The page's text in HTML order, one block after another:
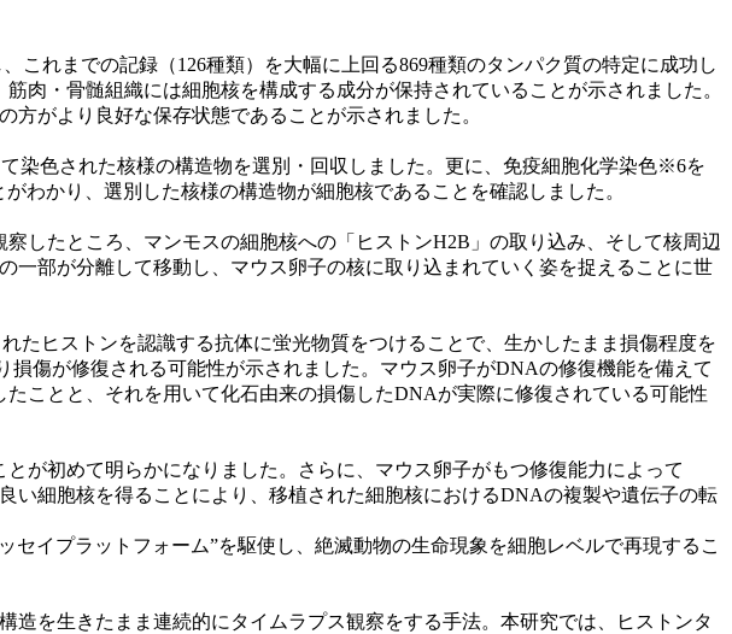
れまでの記録（126種類）を大幅に上回る869種類のタンパク質の特定に成功し
肉・骨髄組織には細胞核を構成する成分が保持されていることが示されました。
がより良好な保存状態であることが示されました。
染色された核様の構造物を選別・回収しました。更に、免疫細胞化学染色※6を
わかり、選別した核様の構造物が細胞核であることを確認しました。
したところ、マンモスの細胞核への「ヒストンH2B」の取り込み、そして核周辺
部が分離して移動し、マウス卵子の核に取り込まれていく姿を捉えることに世
ヒストンを認識する抗体に蛍光物質をつけることで、生かしたまま損傷程度を
傷が修復される可能性が示されました。マウス卵子がDNAの修復機能を備えて
ことと、それを用いて化石由来の損傷したDNAが実際に修復されている可能性
が初めて明らかになりました。さらに、マウス卵子がもつ修復能力によって
細胞核を得ることにより、移植された細胞核におけるDNAの複製や遺伝子の転
イプラットフォーム”を駆使し、絶滅動物の生命現象を細胞レベルで再現するこ
を生きたまま連続的にタイムラプス観察をする手法。本研究では、ヒストンタ